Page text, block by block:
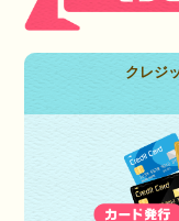
クレジ